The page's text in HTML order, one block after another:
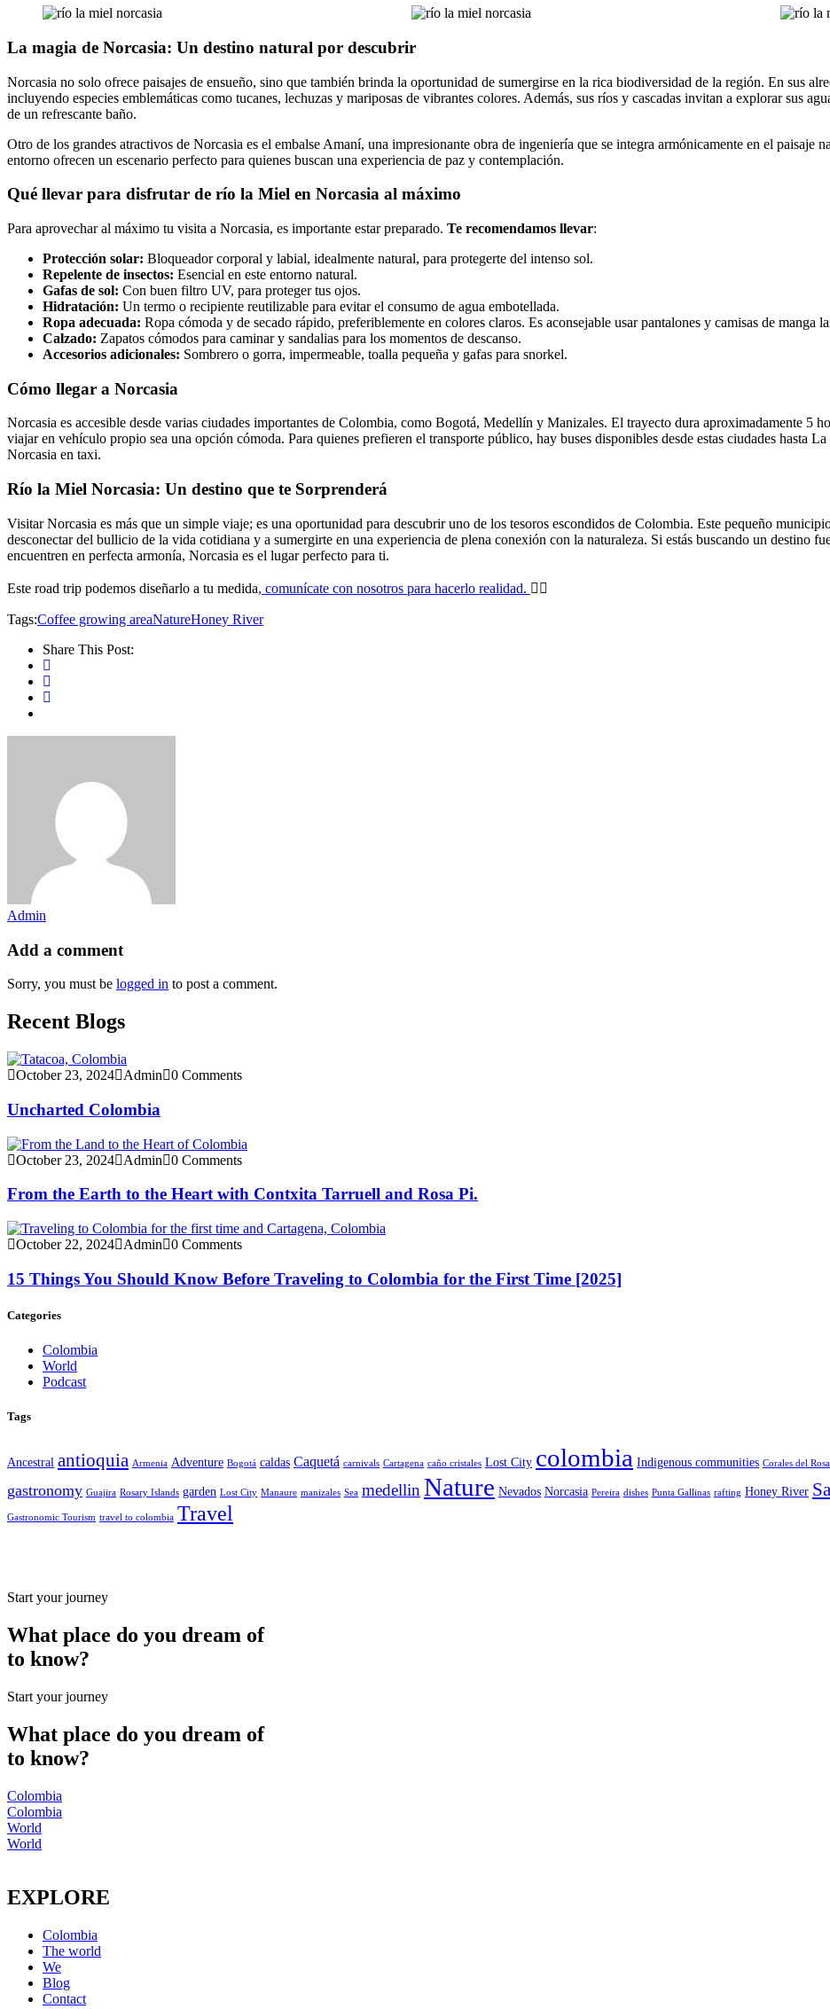
La magia de Norcasia: Un destino natural por descubrir
Norcasia no solo ofrece paisajes de ensueño, sino que también brinda la oportunidad de sumergirse en la rica biodiversidad de la región. En sus
incluyendo especies emblemáticas como tucanes, lechuzas y mariposas de vibrantes colores. Además, sus ríos y cascadas invitan a explorar sus
de un refrescante baño.
Otro de los grandes atractivos de Norcasia es el embalse Amaní, una impresionante obra de ingeniería que se integra armónicamente en el paisaje
entorno ofrecen un escenario perfecto para quienes buscan una experiencia de paz y contemplación.
Qué llevar para disfrutar de río la Miel en Norcasia al máximo
Para aprovechar al máximo tu visita a Norcasia, es importante estar preparado. Te recomendamos llevar:
Protección solar: Bloqueador corporal y labial, idealmente natural, para protegerte del intenso sol.
Repelente de insectos: Esencial en este entorno natural.
Gafas de sol: Con buen filtro UV, para proteger tus ojos.
Hidratación: Un termo o recipiente reutilizable para evitar el consumo de agua embotellada.
Ropa adecuada: Ropa cómoda y de secado rápido, preferiblemente en colores claros. Es aconsejable usar pantalones y camisas de manga
Calzado: Zapatos cómodos para caminar y sandalias para los momentos de descanso.
Accesorios adicionales: Sombrero o gorra, impermeable, toalla pequeña y gafas para snorkel.
Cómo llegar a Norcasia
Norcasia es accesible desde varias ciudades importantes de Colombia, como Bogotá, Medellín y Manizales. El trayecto dura aproximadamente 5
viajar en vehículo propio sea una opción cómoda. Para quienes prefieren el transporte público, hay buses disponibles desde estas ciudades hasta
Norcasia en taxi.
Río la Miel Norcasia: Un destino que te Sorprenderá
Visitar Norcasia es más que un simple viaje; es una oportunidad para descubrir uno de los tesoros escondidos de Colombia. Este pequeño
desconectar del bullicio de la vida cotidiana y a sumergirte en una experiencia de plena conexión con la naturaleza. Si estás buscando un destino
encuentren en perfecta armonía, Norcasia es el lugar perfecto para ti.
Este road trip podemos diseñarlo a tu medida, comunícate con nosotros para hacerlo realidad. 👈🏼
Tags:Coffee growing areaNatureHoney River
Share This Post:
Admin
Add a comment
Sorry, you must be logged in to post a comment.
Recent Blogs
October 23, 2024 Admin 0 Comments
Uncharted Colombia
October 23, 2024 Admin 0 Comments
From the Earth to the Heart with Contxita Tarruell and Rosa Pi.
October 22, 2024 Admin 0 Comments
15 Things You Should Know Before Traveling to Colombia for the First Time [2025]
Categories
Colombia
World
Podcast
Tags
Ancestral antioquia Armenia Adventure Bogotá caldas Caquetá carnivals Cartagena caño cristales Lost City colombia Indigenous communities Corales del
gastronomy Guajira Rosary Islands garden Lost City Manaure manizales Sea medellinNature Nevados Norcasia Pereira dishes Punta Gallinas rafting Honey River
Gastronomic Tourism travel to colombia Travel
Start your journey
What place do you dream of
to know?
Start your journey
What place do you dream of
to know?
Colombia
Colombia
World
World
EXPLORE
Colombia
The world
We
Blog
Contact